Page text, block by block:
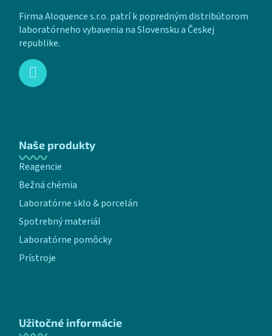
Firma Aloquence s.r.o. patrí k popredným distribútorom
laboratórneho vybavenia na Slovensku a Českej
republike.
Naše produkty
Reagencie
Bežná chémia
Laboratórne sklo & porcelán
Spotrebný materiál
Laboratórne pomôcky
Prístroje
Užitočné informácie